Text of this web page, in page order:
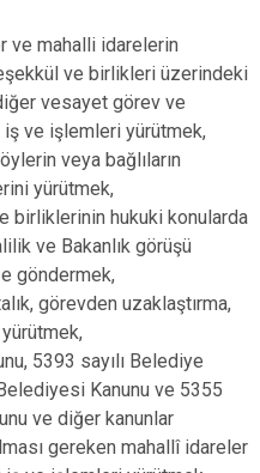
ve mahalli idarelerin
ve birlikleri üzerindeki
vesayet görev ve
iş ve işlemleri yürütmek,
veya bağlıların
yürütmek,
birliklerinin hukuki konularda
ve Bakanlık görüşü
göndermek,
görevden uzaklaştırma,
5393 sayılı Belediye
Kanunu ve 5355
ve diğer kanunlar
gereken mahallî idareler